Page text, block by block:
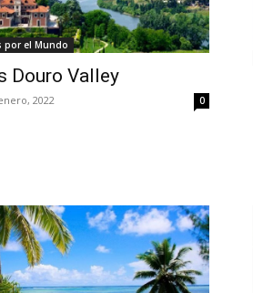
por el Mundo
Douro Valley
2022 0